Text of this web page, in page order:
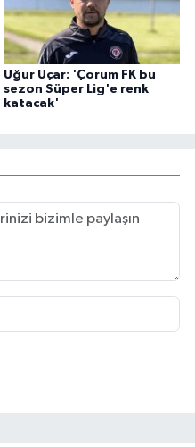
Uğur Uçar: 'Çorum FK bu
sezon Süper Lig'e renk
katacak'